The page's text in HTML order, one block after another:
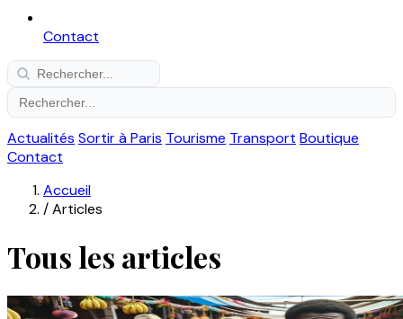
Contact
Actualités Sortir à Paris Tourisme Transport Boutique
Contact
Accueil
/Articles
Tous les articles